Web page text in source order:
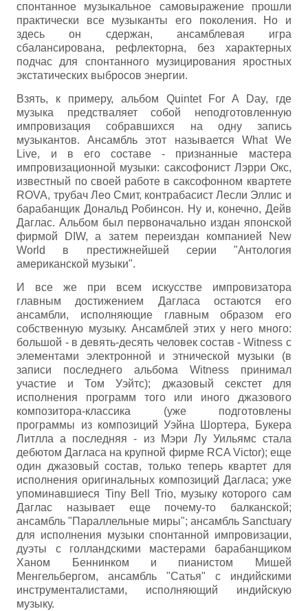
спонтанное музыкальное самовыражение прошли
практически все музыканты его поколения. Но и
здесь он сдержан, ансамблевая игра
сбалансирована, рефлекторна, без характерных
подчас для спонтанного музицирования яростных
экстатических выбросов энергии.
Взять, к примеру, альбом Quintet For A Day, где
музыка предстваляет собой неподготовленную
импровизация собравшихся на одну запись
музыкантов. Ансамбль этот называется What We
Live, и в его составе - признанные мастера
импровизационной музыки: саксофонист Лэрри Окс,
известный по своей работе в саксофонном квартете
ROVA, трубач Лео Смит, контрабасист Лесли Эллис и
барабанщик Дональд Робинсон. Ну и, конечно, Дейв
Даглас. Альбом был первоначально издан японской
фирмой DIW, а затем переиздан компанией New
World в престижнейшей серии "Антология
американской музыки".
И все же при всем искусстве импровизатора
главным достижением Дагласа остаются его
ансамбли, исполняющие главным образом его
собственную музыку. Ансамблей этих у него много:
большой - в девять-десять человек состав - Witness с
элементами электронной и этнической музыки (в
записи последнего альбома Witness принимал
участие и Том Уэйтс); джазовый секстет для
исполнения программ того или иного джазового
композитора-классика (уже подготовлены
программы из композиций Уэйна Шортера, Букера
Литлла а последняя - из Мэри Лу Уильямс стала
дебютом Дагласа на крупной фирме RCA Victor); еще
один джазовый состав, только теперь квартет для
исполнения оригинальных композиций Дагласа; уже
упоминавшиеся Tiny Bell Trio, музыку которого сам
Даглас называет еще почему-то балканской;
ансамбль "Параллельные миры"; ансамбль Sanctuary
для исполнения музыки спонтанной импровизации,
дуэты с голландскими мастерами барабанщиком
Ханом Беннинком и пианистом Мишей
Менгельбергом, ансамбль "Сатья" с индийскими
инструменталистами, исполняющий индийскую
музыку.